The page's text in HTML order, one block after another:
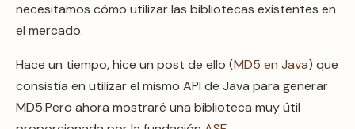
necesitamos cómo utilizar las bibliotecas existentes en
el mercado.
Hace un tiempo, hice un post de ello (MD5 en Java) que
consistía en utilizar el mismo API de Java para generar
MD5.Pero ahora mostraré una biblioteca muy útil